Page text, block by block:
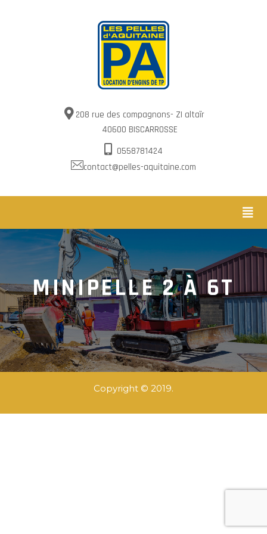
208 rue des compagnons- ZI altaïr
40600 BISCARROSSE
0558781424
contact@pelles-aquitaine.com
MINIPELLE 2 À 6T
Copyright © 2019.